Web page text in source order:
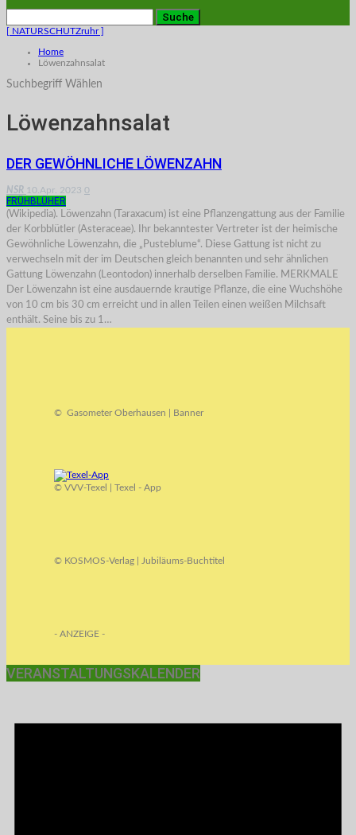
[ NATURSCHUTZruhr ]
Home
Löwenzahnsalat
Suchbegriff Wählen
Löwenzahnsalat
DER GEWÖHNLICHE LÖWENZAHN
NSR 10.Apr. 2023 0
FRÜHBLÜHER
(Wikipedia). Löwenzahn (Taraxacum) ist eine Pflanzengattung aus der Familie
der Korbblütler (Asteraceae). Ihr bekanntester Vertreter ist der heimische
Gewöhnliche Löwenzahn, die „Pusteblume“. Diese Gattung ist nicht zu
verwechseln mit der im Deutschen gleich benannten und sehr ähnlichen
Gattung Löwenzahn (Leontodon) innerhalb derselben Familie. MERKMALE
Der Löwenzahn ist eine ausdauernde krautige Pflanze, die eine Wuchshöhe
von 10 cm bis 30 cm erreicht und in allen Teilen einen weißen Milchsaft
enthält. Seine bis zu 1…
© Gasometer Oberhausen | Banner
© VVV-Texel | Texel - App
© KOSMOS-Verlag | Jubiläums-Buchtitel
- ANZEIGE -
VERANSTALTUNGSKALENDER